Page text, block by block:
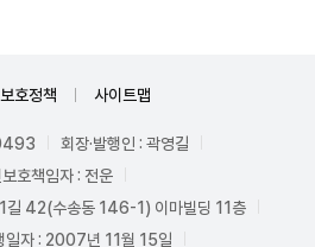
호정책 사이트맵
회장·발행인 : 곽영길
호책임자 : 전운
1길 42(수송동 146-1) 이마빌딩 11층
일자 : 2007년 11월 15일